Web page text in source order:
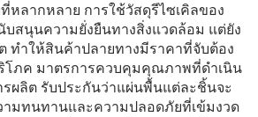
หลากหลาย การใช้วัสดุรีไซเคิลของ
บสนุนความยั่งยืนทางสิ่งแวดล้อม แต่ยัง
ทำให้สินค้าปลายทางมีราคาที่จับต้อง
โภค มาตรการควบคุมคุณภาพที่ดำเนิน
ผลิต รับประกันว่าแผ่นพื้นแต่ละชิ้นจะ
ามทนทานและความปลอดภัยที่เข้มงวด